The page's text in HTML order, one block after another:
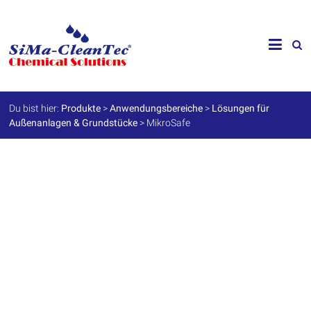
SiMa-
Cleantec
GmbH
Spezialprodukte
für
Du bist hier: Produkte >Anwendungsbereiche > Lösungen für
Außenanlagen & Grundstücke > MikroSafe